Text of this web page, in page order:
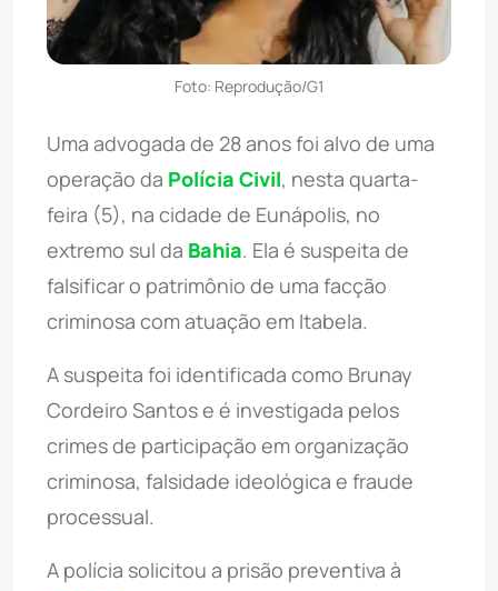
Foto: Reprodução/G1
Uma advogada de 28 anos foi alvo de uma
operação da Polícia Civil, nesta quarta-
feira (5), na cidade de Eunápolis, no
extremo sul da Bahia. Ela é suspeita de
falsificar o patrimônio de uma facção
criminosa com atuação em Itabela.
A suspeita foi identificada como Brunay
Cordeiro Santos e é investigada pelos
crimes de participação em organização
criminosa, falsidade ideológica e fraude
processual.
A polícia solicitou a prisão preventiva à